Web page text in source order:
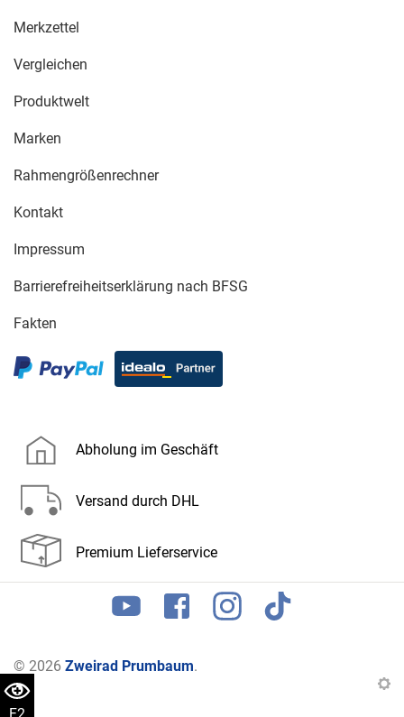
Merkzettel
Vergleichen
Produktwelt
Marken
Rahmengrößenrechner
Kontakt
Impressum
Barrierefreiheitserklärung nach BFSG
Fakten
Abholung im Geschäft
Versand durch DHL
Premium Lieferservice
© 2026 Zweirad Prumbaum.